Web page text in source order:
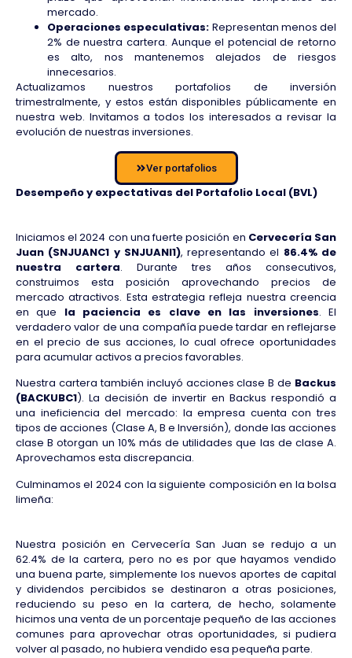
mercado.
Operaciones especulativas: Representan menos del
2% de nuestra cartera. Aunque el potencial de retorno
es alto, nos mantenemos alejados de riesgos
innecesarios.
Actualizamos nuestros portafolios de inversión
trimestralmente, y estos están disponibles públicamente en
nuestra web. Invitamos a todos los interesados a revisar la
evolución de nuestras inversiones.
Ver portafolios
Desempeño y expectativas del Portafolio Local (BVL)
Iniciamos el 2024 con una fuerte posición en Cervecería San
Juan (SNJUANC1 y SNJUANI1), representando el 86.4% de
nuestra cartera. Durante tres años consecutivos,
construimos esta posición aprovechando precios de
mercado atractivos. Esta estrategia refleja nuestra creencia
en que la paciencia es clave en las inversiones. El
verdadero valor de una compañía puede tardar en reflejarse
en el precio de sus acciones, lo cual ofrece oportunidades
para acumular activos a precios favorables.
Nuestra cartera también incluyó acciones clase B de Backus
(BACKUBC1). La decisión de invertir en Backus respondió a
una ineficiencia del mercado: la empresa cuenta con tres
tipos de acciones (Clase A, B e Inversión), donde las acciones
clase B otorgan un 10% más de utilidades que las de clase A.
Aprovechamos esta discrepancia.
Culminamos el 2024 con la siguiente composición en la bolsa
limeña:
Nuestra posición en Cervecería San Juan se redujo a un
62.4% de la cartera, pero no es por que hayamos vendido
una buena parte, simplemente los nuevos aportes de capital
y dividendos percibidos se destinaron a otras posiciones,
reduciendo su peso en la cartera, de hecho, solamente
hicimos una venta de un porcentaje pequeño de las acciones
comunes para aprovechar otras oportunidades, si pudiera
volver al pasado, no hubiera vendido esa pequeña parte.